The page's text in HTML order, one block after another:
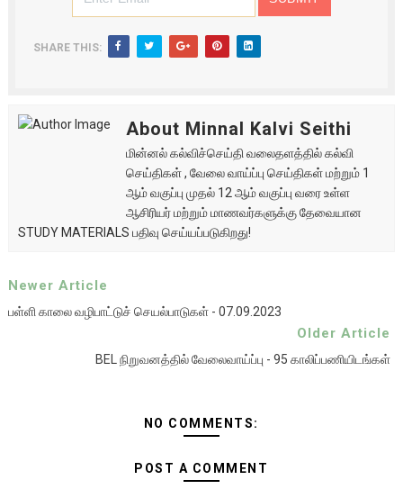
SHARE THIS:
About Minnal Kalvi Seithi
மின்னல் கல்விச்செய்தி வலைதளத்தில் கல்வி
செய்திகள் , வேலை வாய்ப்பு செய்திகள் மற்றும் 1
ஆம் வகுப்பு முதல் 12 ஆம் வகுப்பு வரை உள்ள
ஆசிரியர் மற்றும் மாணவர்களுக்கு தேவையான
STUDY MATERIALS பதிவு செய்யப்படுகிறது!
Newer Article
பள்ளி காலை வழிபாட்டுச் செயல்பாடுகள் - 07.09.2023
Older Article
BEL நிறுவனத்தில் வேலைவாய்ப்பு - 95 காலிப்பணியிடங்கள்
NO COMMENTS:
POST A COMMENT